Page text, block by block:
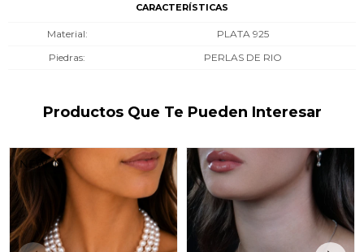
CARACTERÍSTICAS
Material
PLATA 925
Piedras
PERLAS DE RIO
Productos Que Te Pueden Interesar